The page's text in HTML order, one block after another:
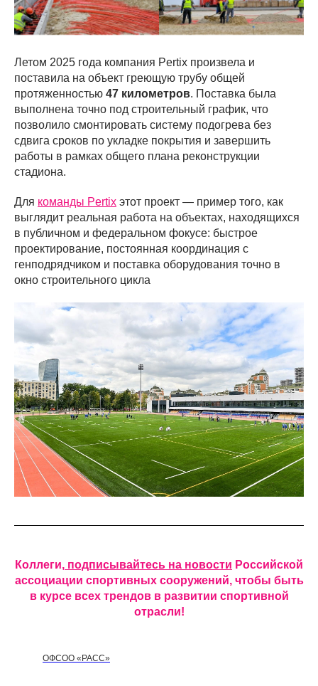
Летом 2025 года компания Pertix произвела и
поставила на объект греющую трубу общей
протяженностью 47 километров. Поставка была
выполнена точно под строительный график, что
позволило смонтировать систему подогрева без
сдвига сроков по укладке покрытия и завершить
работы в рамках общего плана реконструкции
стадиона.
Для команды Pertix этот проект — пример того, как
выглядит реальная работа на объектах, находящихся
в публичном и федеральном фокусе: быстрое
проектирование, постоянная координация с
генподрядчиком и поставка оборудования точно в
окно строительного цикла
Коллеги, подписывайтесь на новости Российской
ассоциации спортивных сооружений, чтобы быть
в курсе всех трендов в развитии спортивной
отрасли!
ОФСОО «РАСС»